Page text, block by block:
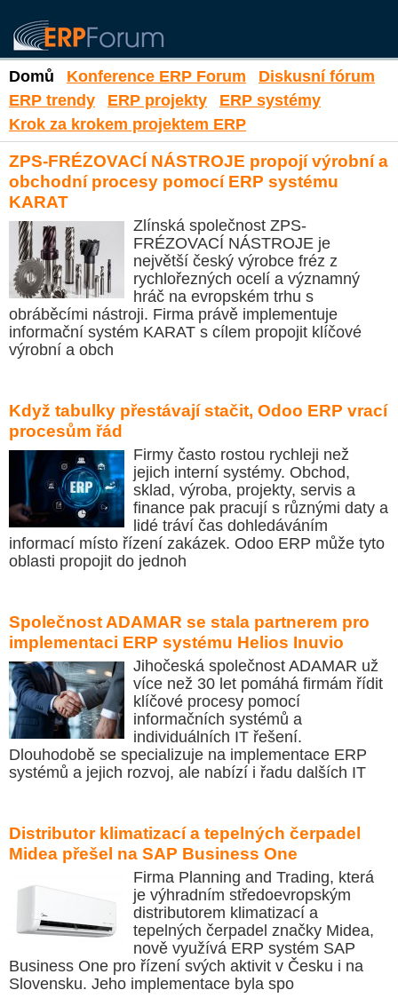
Domů Konference ERP Forum
Diskusní fórum
ERP trendy
ERP projekty
ERP systémy
Krok za krokem projektem ERP
ZPS-FRÉZOVACÍ NÁSTROJE propojí výrobní a
obchodní procesy pomocí ERP systému
KARAT
Zlínská společnost ZPS-
FRÉZOVACÍ NÁSTROJE je
největší český výrobce fréz z
rychlořezných ocelí a významný
hráč na evropském trhu s
obráběcími nástroji. Firma právě implementuje
informační systém KARAT s cílem propojit klíčové
výrobní a obch
Když tabulky přestávají stačit, Odoo ERP vrací
procesům řád
Firmy často rostou rychleji než
jejich interní systémy. Obchod,
sklad, výroba, projekty, servis a
finance pak pracují s různými daty a
lidé tráví čas dohledáváním
informací místo řízení zakázek. Odoo ERP může tyto
oblasti propojit do jednoh
Společnost ADAMAR se stala partnerem pro
implementaci ERP systému Helios Inuvio
Jihočeská společnost ADAMAR už
více než 30 let pomáhá firmám řídit
klíčové procesy pomocí
informačních systémů a
individuálních IT řešení.
Dlouhodobě se specializuje na implementace ERP
systémů a jejich rozvoj, ale nabízí i řadu dalších IT
Distributor klimatizací a tepelných čerpadel
Midea přešel na SAP Business One
Firma Planning and Trading, která
je výhradním středoevropským
distributorem klimatizací a
tepelných čerpadel značky Midea,
nově využívá ERP systém SAP
Business One pro řízení svých aktivit v Česku i na
Slovensku. Jeho implementace byla spo